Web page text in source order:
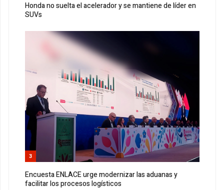
Honda no suelta el acelerador y se mantiene de líder en
SUVs
3
Encuesta ENLACE urge modernizar las aduanas y
facilitar los procesos logísticos